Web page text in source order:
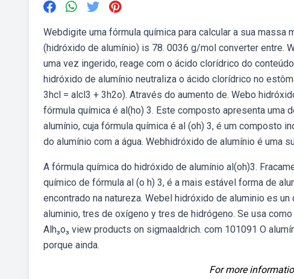
Webdigite uma fórmula química para calcular a sua
(hidróxido de alumínio) is 78. 0036 g/mol converter entre.
uma vez ingerido, reage com o ácido clorídrico do
hidróxido de alumínio neutraliza o ácido clorídrico no
3hcl = alcl3 + 3h2o). Através do aumento de. Webo
fórmula química é al(ho) 3. Este composto apresenta uma
alumínio, cuja fórmula química é al (oh) 3, é um composto
do alumínio com a água. Webhidróxido de alumínio é uma
A fórmula química do hidróxido de alumínio al(oh)3.
químico de fórmula al (o h) 3, é a mais estável forma de
encontrado na natureza. Webel hidróxido de aluminio es
aluminio, tres de oxígeno y tres de hidrógeno. Se usa
Alh₃o₃ view products on sigmaaldrich. com 101091 O
porque ainda.
For more